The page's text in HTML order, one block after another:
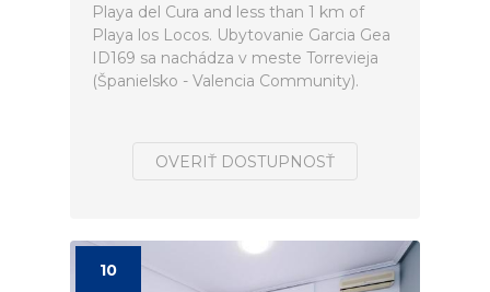
Playa del Cura and less than 1 km of
Playa los Locos. Ubytovanie Garcia Gea
ID169 sa nachádza v meste Torrevieja
(Španielsko - Valencia Community).
OVERIŤ DOSTUPNOSŤ
10